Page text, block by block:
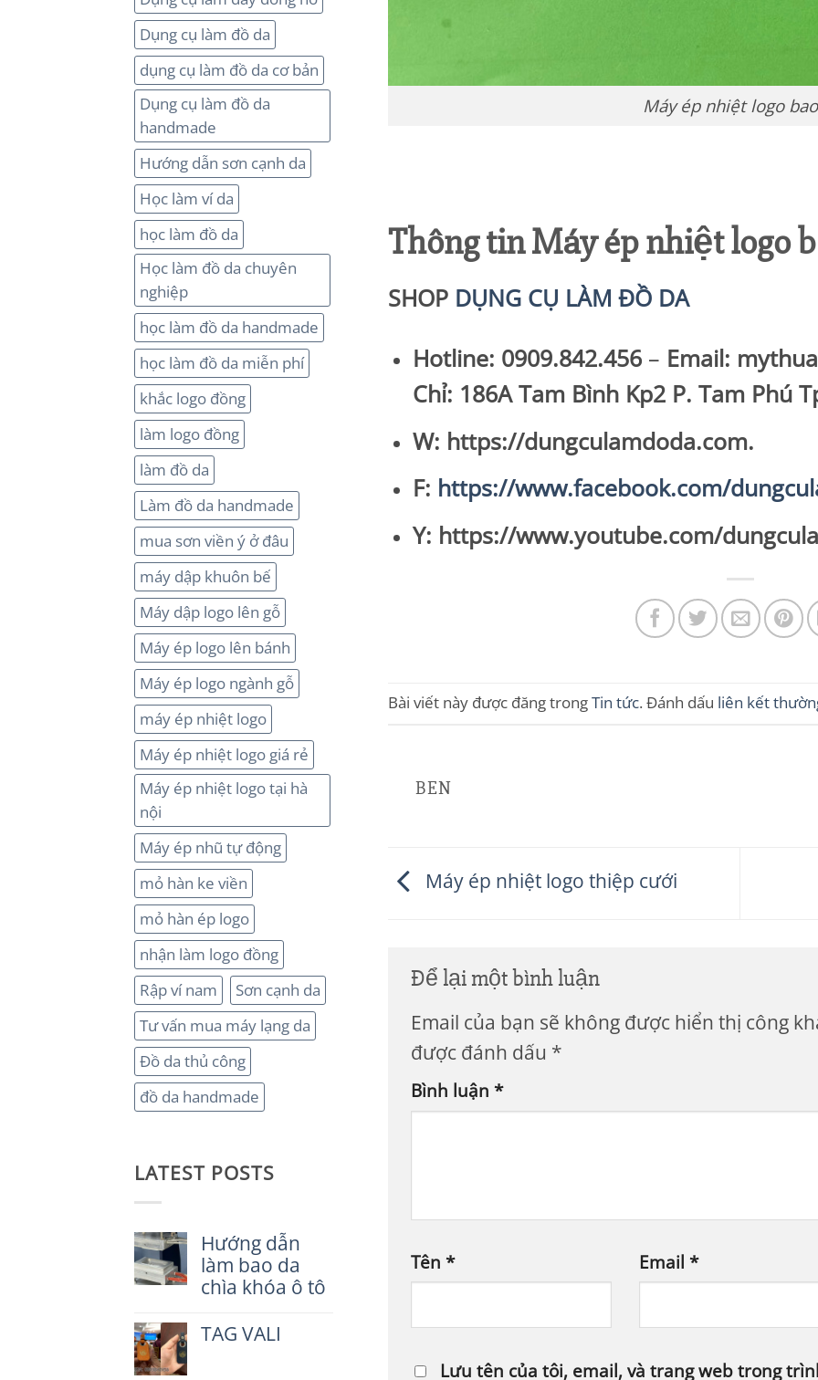
Dụng cụ làm đồ da
dụng cụ làm đồ da cơ bản
Dụng cụ làm đồ da
handmade
Hướng dẫn sơn cạnh da
Học làm ví da
học làm đồ da
Học làm đồ da chuyên
nghiệp
học làm đồ da handmade
học làm đồ da miễn phí
khắc logo đồng
làm logo đồng
làm đồ da
Làm đồ da handmade
mua sơn viền ý ở đâu
máy dập khuôn bế
Máy dập logo lên gỗ
Máy ép logo lên bánh
Máy ép logo ngành gỗ
máy ép nhiệt logo
Máy ép nhiệt logo giá rẻ
Máy ép nhiệt logo tại hà
nội
Máy ép nhũ tự động
mỏ hàn ke viền
mỏ hàn ép logo
nhận làm logo đồng
Rập ví nam
Sơn cạnh da
Tư vấn mua máy lạng da
Đồ da thủ công
đồ da handmade
LATEST POSTS
Hướng dẫn
làm bao da
chìa khóa ô tô
có
bình
TAG VALI
Máy ép nhiệt logo
Thông tin Máy ép nhiệt logo
SHOP DỤNG CỤ LÀM ĐỒ DA
Hotline: 0909.842.456– Email:
Chỉ: 186A Tam Bình Kp2 P. Tam Phú
W: https://dungculamdoda.com.
F: https://www.facebook.com/
Y: https://www.youtube.com/
Bài viết này được đăng trongTin tức. Đánh dấu liên kết
BEN
Máy ép nhiệt logo thiệp cưới
Để lại một bình luận
Email của bạn sẽ không được hiển thị công
được đánh dấu *
Bình luận *
Tên * Email*
Lưu tên của tôi, email, và trang web trong